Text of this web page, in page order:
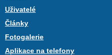
Uživatelé
Články
Fotogalerie
Aplikace na telefony